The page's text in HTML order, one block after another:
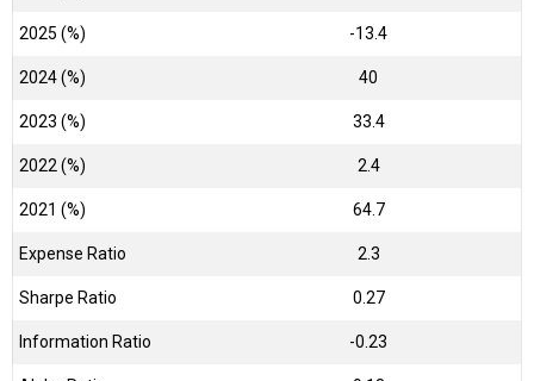
2025 (%) -13.4
2024 (%) 40
2023 (%) 33.4
2022 (%) 2.4
2021 (%) 64.7
Expense Ratio 2.3
Sharpe Ratio 0.27
Information Ratio -0.23